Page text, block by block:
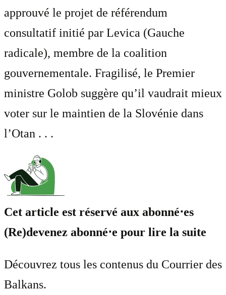
approuvé le projet de référendum
consultatif initié par Levica (Gauche
radicale), membre de la coalition
gouvernementale. Fragilisé, le Premier
ministre Golob suggère qu’il vaudrait mieux
voter sur le maintien de la Slovénie dans
l’Otan . . .
Cet article est réservé aux abonné⋅es
(Re)devenez abonné⋅e pour lire la suite
Découvrez tous les contenus du Courrier des
Balkans.